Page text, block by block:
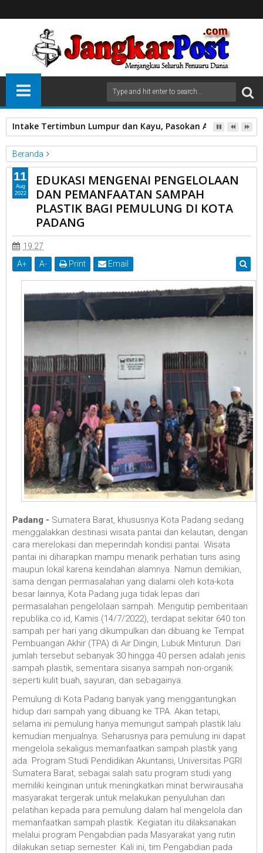
Intake Tertimbun Lumpur dan Kayu, Pasokan Air Bersih di
Beranda
Unlabelled
EDUKASI MENGENAI PENGELOLAAN DAN PEMANFAATAN
SAMPAH PLASTIK BAGI PEMULUNG DI KOTA PADANG
EDUKASI MENGENAI PENGELOLAAN
DAN PEMANFAATAN SAMPAH
PLASTIK BAGI PEMULUNG DI KOTA
PADANG
19.27
A+ A- Print Email
Padang - Sumatera Barat, khususnya Kota Padang sedang
menggalakkan destinasi wisata pantai dan kelautan, dengan
cara merelokasi dan meperindah kondisi pantai. Wisata
pantai ini diharapkan mampu menarik perhatian turis asing
maupun lokal karena keindahan alamnya. Namun demikian,
sama dengan permasalahan yang dialami oleh kota-kota
besar lainnya, Kota Padang juga tidak lepas dari
permasalahan pengelolaan sampah. Mengutip pemberitaan
republika.co.id, Kamis (14/7/2022), terdapat sekitar 640 ton
sampah per hari yang dikumpulkan dan dibuang ke Tempat
Pembuangan Akhir (TPA) di Air Dingin, Lubuk Minturun. Dari
jumlah tersebut sebanyak 30 hingga 40 persen adalah jenis
sampah plastik, sementara sisanya sampah non-organik
seperti kulit buah, sayuran, dan sebagainya.
Pemulung di Kota Padang banyak yang menggantungkan
hidup dari sampah yang dibuang ke TPA. Akan tetapi,
selama ini pemulung hanya memungut sampah plastik lalu
kemudian menjualnya. Seharusnya para pemulung ini dapat
mengelola sekaligus memanfaatkan sampah plastik yang
ada. Program Studi Pendidikan Akuntansi, Universitas PGRI
Sumatera Barat, sebagai salah satu program studi yang
memiliki keinginan untuk meningkatkan minat berwirausaha
masyarakat tergerak untuk melakukan penyuluhan dan
pelatihan kepada para pemulung dalam hal mengelola dan
memanfaatkan sampah plastik. Kegiatan itu dilaksanakan
melalui program Pengabdian pada Masyarakat yang rutin
dilakukan setiap semester. Kali ini, tim Pengabdian pada
11
Aug
2022